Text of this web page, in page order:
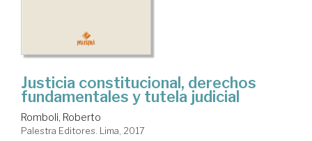
Justicia constitucional, derechos
fundamentales y tutela judicial
Romboli, Roberto
Palestra Editores. Lima, 2017